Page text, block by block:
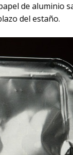
de aluminio
del estaño.